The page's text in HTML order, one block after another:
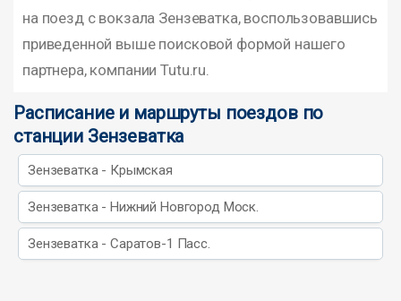
на поезд с вокзала Зензеватка, воспользовавшись
приведенной выше поисковой формой нашего
партнера, компании Tutu.ru.
Расписание и маршруты поездов по
станции Зензеватка
Зензеватка - Крымская
Зензеватка - Нижний Новгород Моск.
Зензеватка - Саратов-1 Пасс.